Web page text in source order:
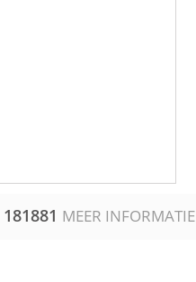
181881 MEER INFORMATIE